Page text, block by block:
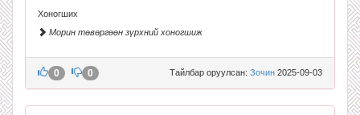
Хоногших
Морин төвөргөөн зүрхний хоногшиж
Тайлбар оруулсан: Зочин 2025-09-03
0 0